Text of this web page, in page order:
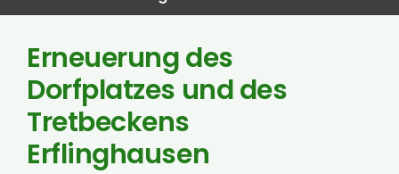
Erneuerung des
Dorfplatzes und des
Tretbeckens
Erflinghausen